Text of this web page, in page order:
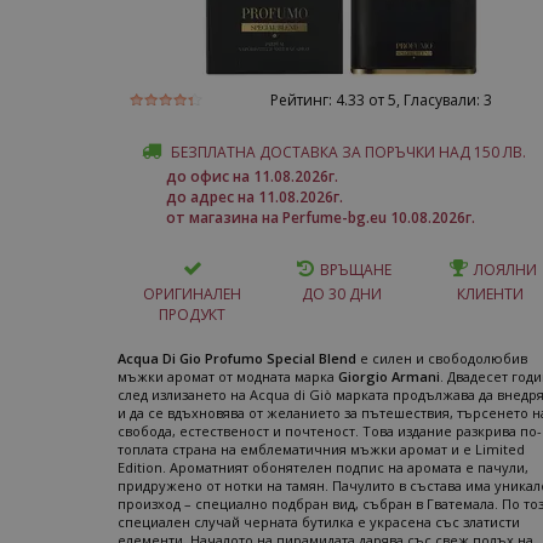
Рейтинг: 4.33 от 5, Гласували: 3
БЕЗПЛАТНА ДОСТАВКА ЗА ПОРЪЧКИ НАД 150 ЛВ.
до офис на 11.08.2026г.
до адрес на 11.08.2026г.
от магазина на Perfume-bg.eu 10.08.2026г.
ОРИГИНАЛЕН
ПРОДУКТ
ВРЪЩАНЕ
ДО 30 ДНИ
ЛОЯЛНИ
КЛИЕНТИ
Acqua Di Gio Profumo Special Blend е силен и свободолюбив
мъжки аромат от модната марка Giorgio Armani. Двадесет
след излизането на Acqua di Giò марката продължава да
и да се вдъхновява от желанието за пътешествия, търсенето
свобода, естественост и почтеност. Това издание разкрива по-
топлата страна на емблематичния мъжки аромат и е Limited
Edition. Ароматният обонятелен подпис на аромата е пачули,
придружено от нотки на тамян. Пачулито в състава има
произход – специално подбран вид, събран в Гватемала. По
специален случай черната бутилка е украсена със златисти